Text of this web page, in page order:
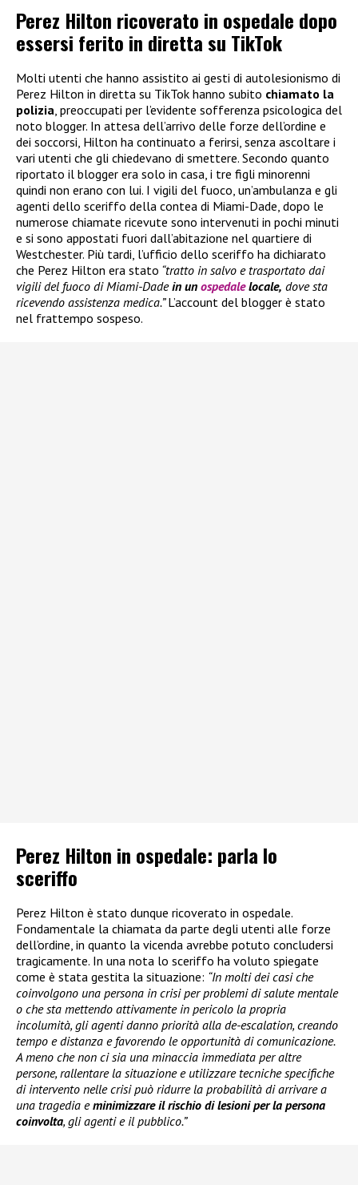
Perez Hilton ricoverato in ospedale dopo
essersi ferito in diretta su TikTok
Molti utenti che hanno assistito ai gesti di autolesionismo di
Perez Hilton in diretta su TikTok hanno subito chiamato la
polizia , preoccupati per l’evidente sofferenza psicologica del
noto blogger. In attesa dell’arrivo delle forze dell’ordine e
dei soccorsi, Hilton ha continuato a ferirsi, senza ascoltare i
vari utenti che gli chiedevano di smettere. Secondo quanto
riportato il blogger era solo in casa, i tre figli minorenni
quindi non erano con lui. I vigili del fuoco, un’ambulanza e gli
agenti dello sceriffo della contea di Miami-Dade, dopo le
numerose chiamate ricevute sono intervenuti in pochi minuti
e si sono appostati fuori dall’abitazione nel quartiere di
Westchester. Più tardi, l’ufficio dello sceriffo ha dichiarato
che Perez Hilton era stato “tratto in salvo e trasportato dai
vigili del fuoco di Miami-Dadein un ospedalelocale, dove sta
ricevendo assistenza medica.”L’account del blogger è stato
nel frattempo sospeso.
Perez Hilton in ospedale: parla lo
sceriffo
Perez Hilton è stato dunque ricoverato in ospedale.
Fondamentale la chiamata da parte degli utenti alle forze
dell’ordine, in quanto la vicenda avrebbe potuto concludersi
tragicamente. In una nota lo sceriffo ha voluto spiegate
come è stata gestita la situazione: “In molti dei casi che
coinvolgono una persona in crisi per problemi di salute mentale
o che sta mettendo attivamente in pericolo la propria
incolumità, gli agenti danno priorità alla de-escalation, creando
tempo e distanza e favorendo le opportunità di comunicazione.
A meno che non ci sia una minaccia immediata per altre
persone, rallentare la situazione e utilizzare tecniche specifiche
di intervento nelle crisi può ridurre la probabilità di arrivare a
una tragedia eminimizzare il rischio di lesioni per la persona
coinvolta, gli agenti e il pubblico.”